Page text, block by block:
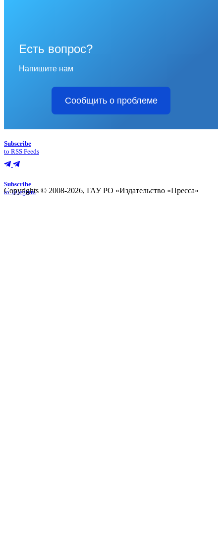
Есть вопрос?
Напишите нам
Сообщить о проблеме
Subscribe
to RSS Feeds
Subscribe
to Telegram
Copyrights © 2008-2026, ГАУ РО «Издательство «Пресса»